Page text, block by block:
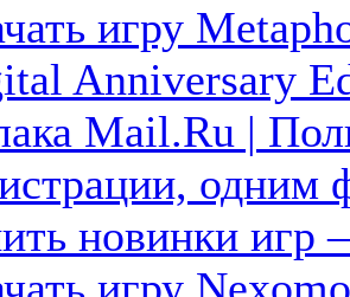
игру
Anniversary
Mail.Ru |
одним
новинки